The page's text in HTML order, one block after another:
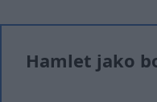
Hamlet jako